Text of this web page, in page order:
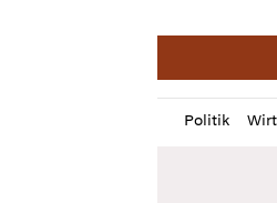
Politik
Profil
öffnen
Daz
Pur